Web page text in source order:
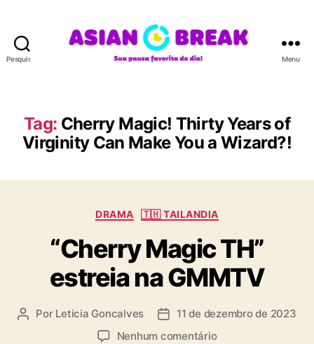
Pesquisar
A
N
B
E
K
Menu
Tag: Cherry Magic! Thirty Years of
Virginity Can Make You a Wizard?!
C
t
e
g
o
i
a
DRAMA 🇹🇭 TAILANDIA
“Cherry Magic TH”
estreia na GMMTV
A Por Leticia Goncalves
D 11 de dezembro de 2023
Nenhum comentárioe